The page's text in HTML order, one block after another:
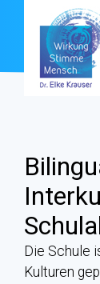
Die Schule
Kulturen